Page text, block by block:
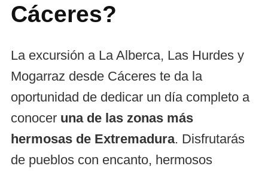
Cáceres?
La excursión a La Alberca, Las Hurdes y
Mogarraz desde Cáceres te da la
oportunidad de dedicar un día completo a
conocer una de las zonas más
hermosas de Extremadura. Disfrutarás
de pueblos con encanto, hermosos